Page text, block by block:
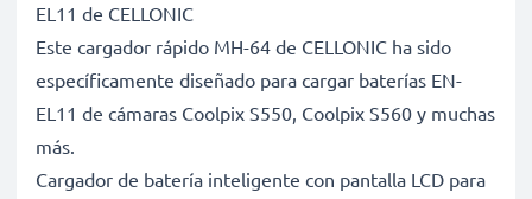
EL11 de CELLONIC
Este cargador rápido MH-64 de CELLONIC ha sido
específicamente diseñado para cargar baterías EN-
EL11 de cámaras Coolpix S550, Coolpix S560 y muchas
más.
Cargador de batería inteligente con pantalla LCD para